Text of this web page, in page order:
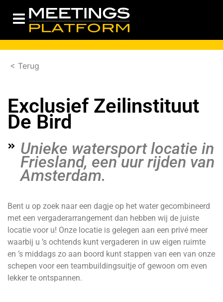
< Terug
Exclusief Zeilinstituut
De Bird
Unieke watersport locatie in
Friesland, een uur rijden van
Amsterdam.
Bent u op zoek naar een dagje op het water gecombineerd
met een vergaderarrangement dan hebben wij de juiste
locatie voor u! Onze locatie is gelegen aan een privé meer
waarbij u ’s ochtends kunt vergaderen in uw eigen ruimte
en ’s middags zo aan boord kunt stappen van een van onze
schepen voor een teambuildingsuitje of gewoon om even
lekker te ontspannen.